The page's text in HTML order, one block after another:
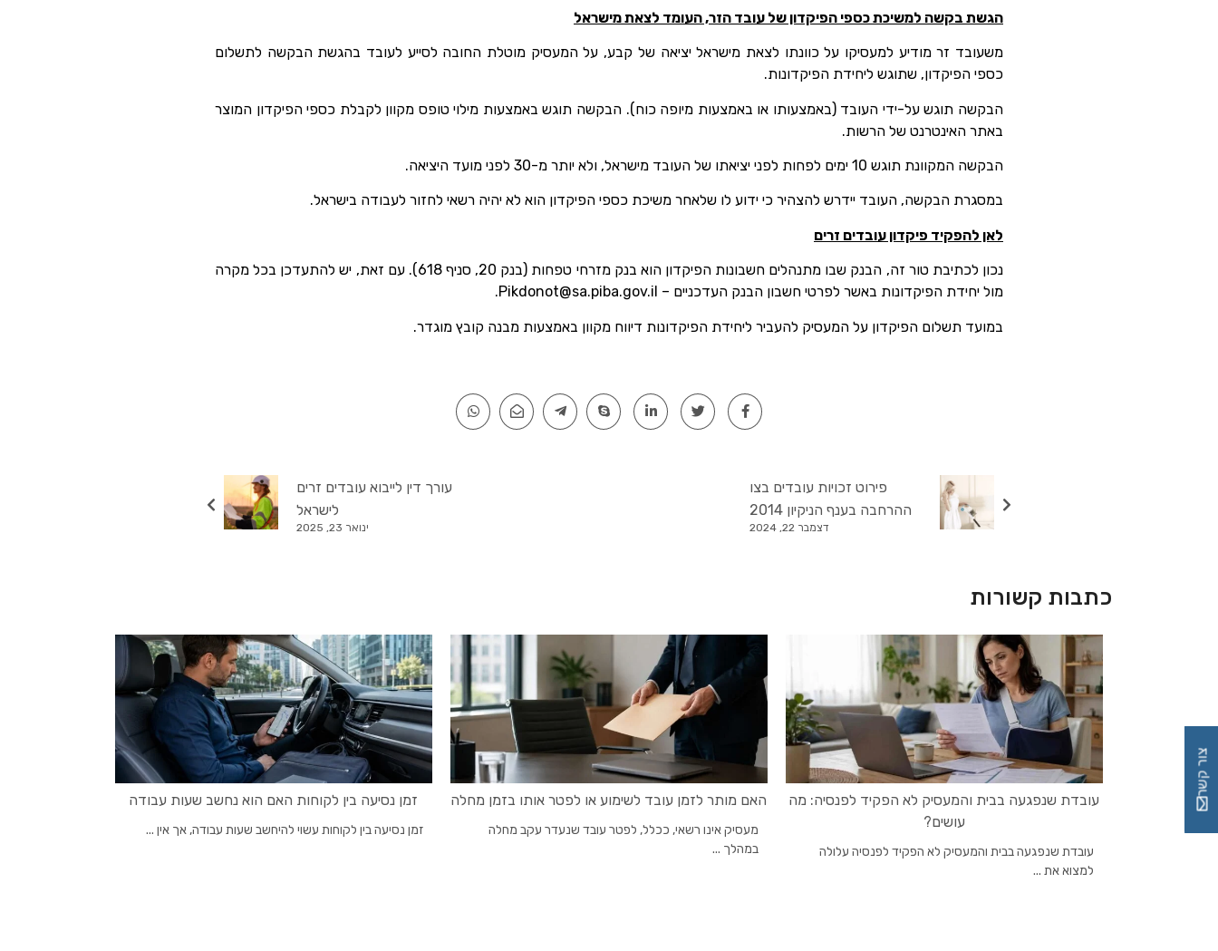
הגשת בקשה למשיכת כספי הפיקדון של עובד הזר, העומד לצאת מישראל
משעובד זר מודיע למעסיקו על כוונתו לצאת מישראל יציאה של קבע, על המעסיק מוטלת החובה לסייע לעובד בהגשת הבקשה לתשלום
כספי הפיקדון, שתוגש ליחידת הפיקדונות.
הבקשה תוגש על-ידי העובד (באמצעותו או באמצעות מיופה כוח). הבקשה תוגש באמצעות מילוי טופס מקוון לקבלת כספי הפיקדון המוצר
באתר האינטרנט של הרשות.
הבקשה המקוונת תוגש 10 ימים לפחות לפני יציאתו של העובד מישראל, ולא יותר מ-30 לפני מועד היציאה.
במסגרת הבקשה, העובד יידרש להצהיר כי ידוע לו שלאחר משיכת כספי הפיקדון הוא לא יהיה רשאי לחזור לעבודה בישראל.
לאן להפקיד פיקדון עובדים זרים
נכון לכתיבת טור זה, הבנק שבו מתנהלים חשבונות הפיקדון הוא בנק מזרחי טפחות (בנק 20, סניף 618). עם זאת, יש להתעדכן בכל מקרה
מול יחידת הפיקדונות באשר לפרטי חשבון הבנק העדכניים – Pikdonot@sa.piba.gov.il.
במועד תשלום הפיקדון על המעסיק להעביר ליחידת הפיקדונות דיווח מקוון באמצעות מבנה קובץ מוגדר.
פירוט זכויות עובדים בצו
ההרחבה בענף הניקיון 2014
דצמבר 22, 2024
עורך דין לייבוא עובדים זרים
לישראל
ינואר 23, 2025
כתבות קשורות
זמן נסיעה בין לקוחות האם הוא נחשב שעות עבודה
זמן נסיעה בין לקוחות עשוי להיחשב שעות עבודה, אך אין ...
האם מותר לזמן עובד לשימוע או לפטר אותו בזמן מחלה
מעסיק אינו רשאי, ככלל, לפטר עובד שנעדר עקב מחלה
במהלך ...
עובדת שנפגעה בבית והמעסיק לא הפקיד לפנסיה: מה
עושים?
עובדת שנפגעה בבית והמעסיק לא הפקיד לפנסיה עלולה
למצוא את ...
צור קשר